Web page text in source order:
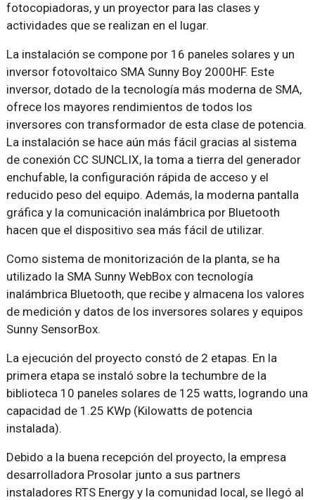
fotocopiadoras, y un proyector para las clases y
actividades que se realizan en el lugar.
La instalación se compone por 16 paneles solares y un
inversor fotovoltaico SMA Sunny Boy 2000HF. Este
inversor, dotado de la tecnología más moderna de SMA,
ofrece los mayores rendimientos de todos los
inversores con transformador de esta clase de potencia.
La instalación se hace aún más fácil gracias al sistema
de conexión CC SUNCLIX, la toma a tierra del generador
enchufable, la configuración rápida de acceso y el
reducido peso del equipo. Además, la moderna pantalla
gráfica y la comunicación inalámbrica por Bluetooth
hacen que el dispositivo sea más fácil de utilizar.
Como sistema de monitorización de la planta, se ha
utilizado la SMA Sunny WebBox con tecnología
inalámbrica Bluetooth, que recibe y almacena los valores
de medición y datos de los inversores solares y equipos
Sunny SensorBox.
La ejecución del proyecto constó de 2 etapas. En la
primera etapa se instaló sobre la techumbre de la
biblioteca 10 paneles solares de 125 watts, logrando una
capacidad de 1.25 KWp (Kilowatts de potencia
instalada).
Debido a la buena recepción del proyecto, la empresa
desarrolladora Prosolar junto a sus partners
instaladores RTS Energy y la comunidad local, se llegó al